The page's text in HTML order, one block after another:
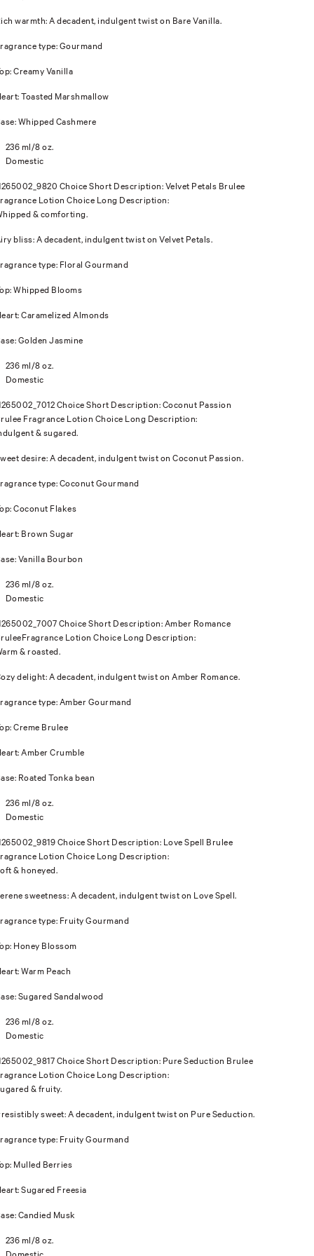
warmth: A decadent, indulgent twist on Bare Vanilla.
type: Gourmand
Creamy Vanilla
Toasted Marshmallow
Whipped Cashmere
236 ml/8 oz.
Domestic
Choice Short Description: Velvet Petals Brulee
Lotion Choice Long Description:
& comforting.
bliss: A decadent, indulgent twist on Velvet Petals.
type: Floral Gourmand
Whipped Blooms
Caramelized Almonds
Golden Jasmine
236 ml/8 oz.
Domestic
Choice Short Description: Coconut Passion
Fragrance Lotion Choice Long Description:
& sugared.
desire: A decadent, indulgent twist on Coconut Passion.
type: Coconut Gourmand
Coconut Flakes
Brown Sugar
Vanilla Bourbon
236 ml/8 oz.
Domestic
Choice Short Description: Amber Romance
Lotion Choice Long Description:
& roasted.
delight: A decadent, indulgent twist on Amber Romance.
type: Amber Gourmand
Creme Brulee
Amber Crumble
Roated Tonka bean
236 ml/8 oz.
Domestic
Choice Short Description: Love Spell Brulee
Lotion Choice Long Description:
& honeyed.
sweetness: A decadent, indulgent twist on Love Spell.
type: Fruity Gourmand
Honey Blossom
Warm Peach
Sugared Sandalwood
236 ml/8 oz.
Domestic
Choice Short Description: Pure Seduction Brulee
Lotion Choice Long Description:
& fruity.
sweet: A decadent, indulgent twist on Pure Seduction.
type: Fruity Gourmand
Mulled Berries
Sugared Freesia
Candied Musk
236 ml/8 oz.